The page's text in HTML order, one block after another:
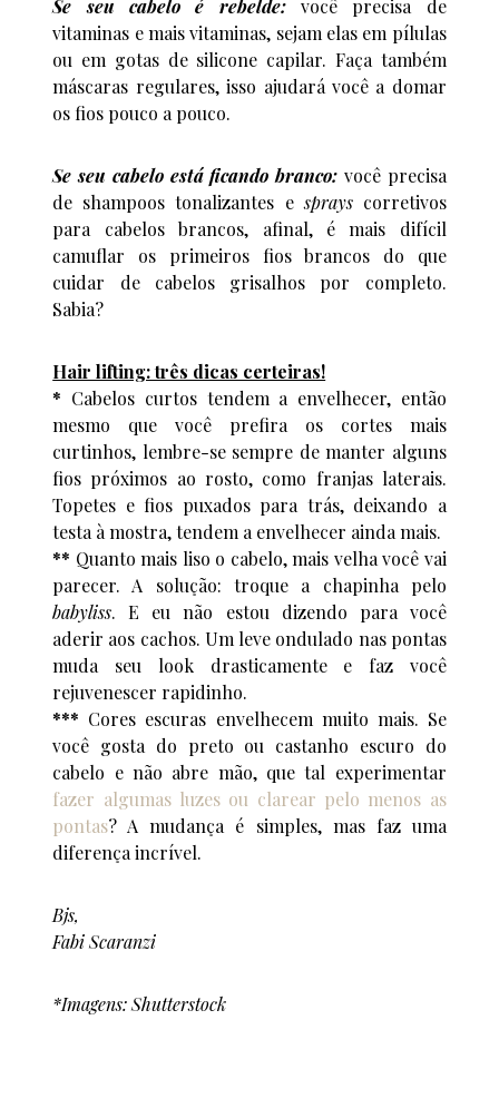
Se seu cabelo é rebelde:
você precisa de
vitaminas e mais vitaminas, sejam elas em pílulas
ou em gotas de silicone capilar. Faça também
máscaras regulares, isso ajudará você a domar
os fios pouco a pouco.
Se seu cabelo está ficando branco: você precisa
de shampoos tonalizantes esprays corretivos
para cabelos brancos, afinal, é mais difícil
camuflar os primeiros fios brancos do que
cuidar de cabelos grisalhos por completo.
Sabia?
Hair lifting: três dicas certeiras!
* Cabelos curtos tendem a envelhecer, então
mesmo que você prefira os cortes mais
curtinhos, lembre-se sempre de manter alguns
fios próximos ao rosto, como franjas laterais.
Topetes e fios puxados para trás, deixando a
testa à mostra, tendem a envelhecer ainda mais.
** Quanto mais liso o cabelo, mais velha você vai
parecer. A solução: troque a chapinha pelo
babyliss. E eu não estou dizendo para você
aderir aos cachos. Um leve ondulado nas pontas
muda seu look drasticamente e faz você
rejuvenescer rapidinho.
*** Cores escuras envelhecem muito mais. Se
você gosta do preto ou castanho escuro do
cabelo e não abre mão, que tal experimentar
fazer algumas luzes ou clarear pelo menos as
pontas? A mudança é simples, mas faz uma
diferença incrível.
Bjs,
Fabi Scaranzi
*Imagens: Shutterstock